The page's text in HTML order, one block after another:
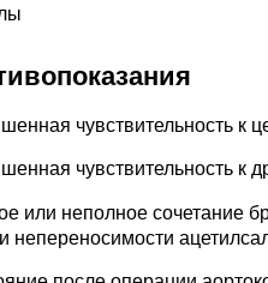
чувствительность к
чувствительность к
или неполное сочетание
непереносимости